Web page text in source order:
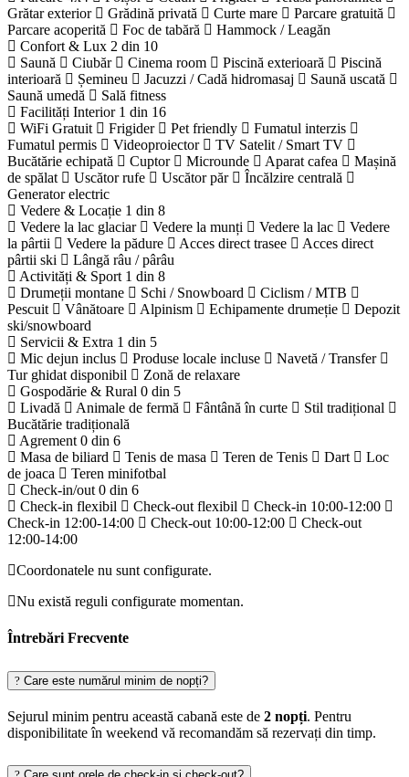
Grătar exterior
Grădină privată Curte mare
Parcare gratuită
Parcare acoperită
Foc de tabără
Hammock / Leagăn
Confort & Lux 2 din 10
Saună
Ciubăr Cinema room Piscină exterioară
Piscină
interioară
Șemineu Jacuzzi / Cadă hidromasaj
Saună uscată
Saună umedă
Sală fitness
Facilități Interior 1 din 16
WiFi Gratuit
Frigider Pet friendly
Fumatul interzis
Fumatul permis
Videoproiector
TV Satelit / Smart TV
Bucătărie echipată
Cuptor Microunde Aparat cafea
Mașină
de spălat
Uscător rufe Uscător păr
Încălzire centrală
Generator electric
Vedere & Locație 1 din 8
Vedere la lac glaciar
Vedere la munți Vedere la lac
Vedere
la pârtii
Vedere la pădure Acces direct trasee
Acces direct
pârtii ski
Lângă râu / pârâu
Activități & Sport 1 din 8
Drumeții montane
Schi / Snowboard
Ciclism / MTB
Pescuit
Vânătoare Alpinism Echipamente drumeție
Depozit
ski/snowboard
Servicii & Extra 1 din 5
Mic dejun inclus
Produse locale incluse
Navetă / Transfer
Tur ghidat disponibil
Zonă de relaxare
Gospodărie & Rural 0 din 5
Livadă
Animale de fermă Fântână în curte
Stil tradițional
Bucătărie tradițională
Agrement 0 din 6
Masa de biliard
Tenis de masa Teren de Tenis Dart
Loc
de joaca
Teren minifotbal
Check-in/out 0 din 6
Check-in flexibil
Check-out flexibil
Check-in 10:00-12:00
Check-in 12:00-14:00
Check-out 10:00-12:00
Check-out
12:00-14:00
Coordonatele nu sunt configurate.
Nu există reguli configurate momentan.
Întrebări Frecvente
Care este numărul minim de nopți?
Sejurul minim pentru această cabană este de 2 nopți. Pentru
disponibilitate în weekend vă recomandăm să rezervați din timp.